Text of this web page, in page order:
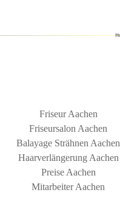
Friseur Aachen
Friseursalon Aachen
Balayage Strähnen Aachen
Haarverlängerung Aachen
Preise Aachen
Mitarbeiter Aachen